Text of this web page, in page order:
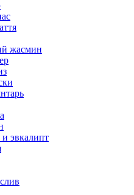
жасмин
эвкалипт